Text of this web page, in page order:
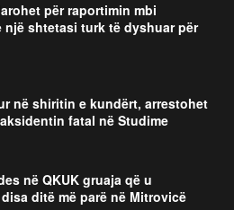
për raportimin mbi
një shtetasi turk të dyshuar për
në shiritin e kundërt, arrestohet
fatal në Studime
në QKUK gruaja që u
ditë më parë në Mitrovicë